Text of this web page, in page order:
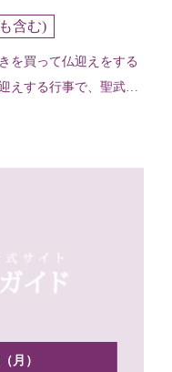
含む)
を買って仏迎えをする
えする行事で、聖武天
月）